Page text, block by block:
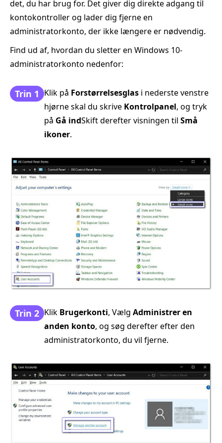
det, du har brug for. Det giver dig direkte adgang til
kontokontroller og lader dig fjerne en
administratorkonto, der ikke længere er nødvendig.
Find ud af, hvordan du sletter en Windows 10-
administratorkonto nedenfor:
Trin 1 Klik på Forstørrelsesglas i nederste venstre
hjørne skal du skrive Kontrolpanel, og tryk
på Gå indSkift derefter visningen til Små
ikoner.
Trin 2 Klik Brugerkonti, Vælg Administrer en
anden konto, og søg derefter efter den
administratorkonto, du vil fjerne.